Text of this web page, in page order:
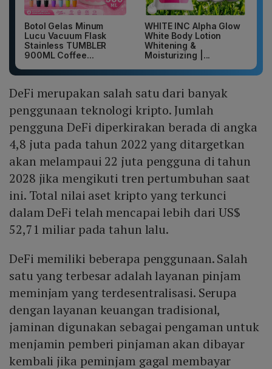
Botol Gelas Minum
Lucu Vacuum Flask
Stainless TUMBLER
900ML Coffee...
WHITE INC Alpha Glow
White Body Lotion
Whitening &
Moisturizing |...
DeFi merupakan salah satu dari banyak
penggunaan teknologi kripto. Jumlah
pengguna DeFi diperkirakan berada di angka
4,8 juta pada tahun 2022 yang ditargetkan
akan melampaui 22 juta pengguna di tahun
2028 jika mengikuti tren pertumbuhan saat
ini. Total nilai aset kripto yang terkunci
dalam DeFi telah mencapai lebih dari US$
52,71 miliar pada tahun lalu.
DeFi memiliki beberapa penggunaan. Salah
satu yang terbesar adalah layanan pinjam
meminjam yang terdesentralisasi. Serupa
dengan layanan keuangan tradisional,
jaminan digunakan sebagai pengaman untuk
menjamin pemberi pinjaman akan dibayar
kembali jika peminjam gagal membayar